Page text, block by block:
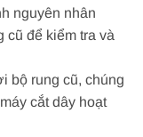
nguyên nhân
cũ để kiểm tra và
bộ rung cũ, chúng
cắt dây hoạt